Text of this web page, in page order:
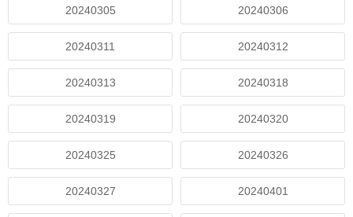
20240305 20240306
20240311 20240312
20240313 20240318
20240319 20240320
20240325 20240326
20240327 20240401